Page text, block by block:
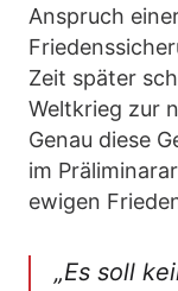
Anspruch
Zeit später
Weltkrieg zur
Genau diese
im
ewigen
„Es soll